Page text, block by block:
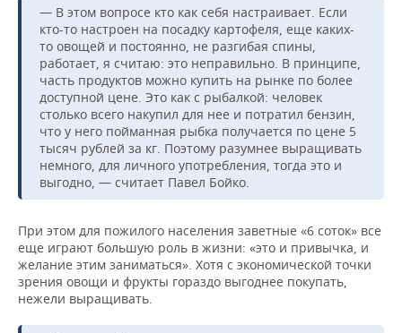
— В этом вопросе кто как себя настраивает. Если
кто-то настроен на посадку картофеля, еще каких-
то овощей и постоянно, не разгибая спины,
работает, я считаю: это неправильно. В принципе,
часть продуктов можно купить на рынке по более
доступной цене. Это как с рыбалкой: человек
столько всего накупил для нее и потратил бензин,
что у него пойманная рыбка получается по цене 5
тысяч рублей за кг. Поэтому разумнее выращивать
немного, для личного употребления, тогда это и
выгодно, — считает Павел Бойко.
При этом для пожилого населения заветные «6 соток» все
еще играют большую роль в жизни: «это и привычка, и
желание этим заниматься». Хотя с экономической точки
зрения овощи и фрукты гораздо выгоднее покупать,
нежели выращивать.